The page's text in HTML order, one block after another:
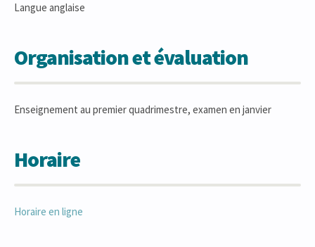
Langue anglaise
Organisation et évaluation
Enseignement au premier quadrimestre, examen en janvier
Horaire
Horaire en ligne